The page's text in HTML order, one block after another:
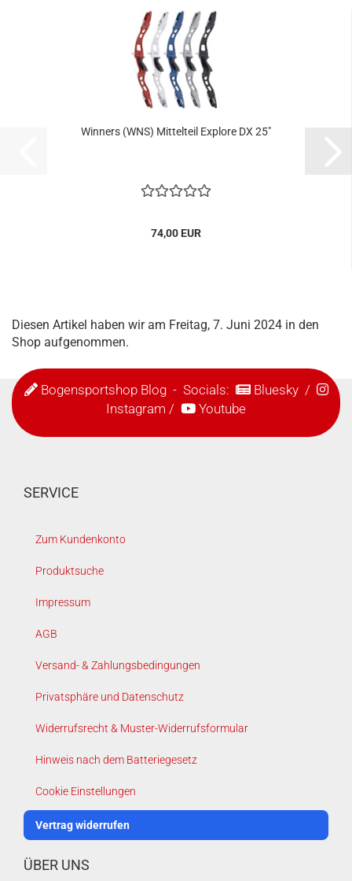
Winners (WNS) Mittelteil Explore DX 25"
74,00 EUR
Diesen Artikel haben wir am Freitag, 7. Juni 2024 in den
Shop aufgenommen.
Bogensportshop Blog- Socials: Bluesky/
Instagram / Youtube
SERVICE
Zum Kundenkonto
Produktsuche
Impressum
AGB
Versand- & Zahlungsbedingungen
Privatsphäre und Datenschutz
Widerrufsrecht & Muster-Widerrufsformular
Hinweis nach dem Batteriegesetz
Cookie Einstellungen
Vertrag widerrufen
ÜBER UNS